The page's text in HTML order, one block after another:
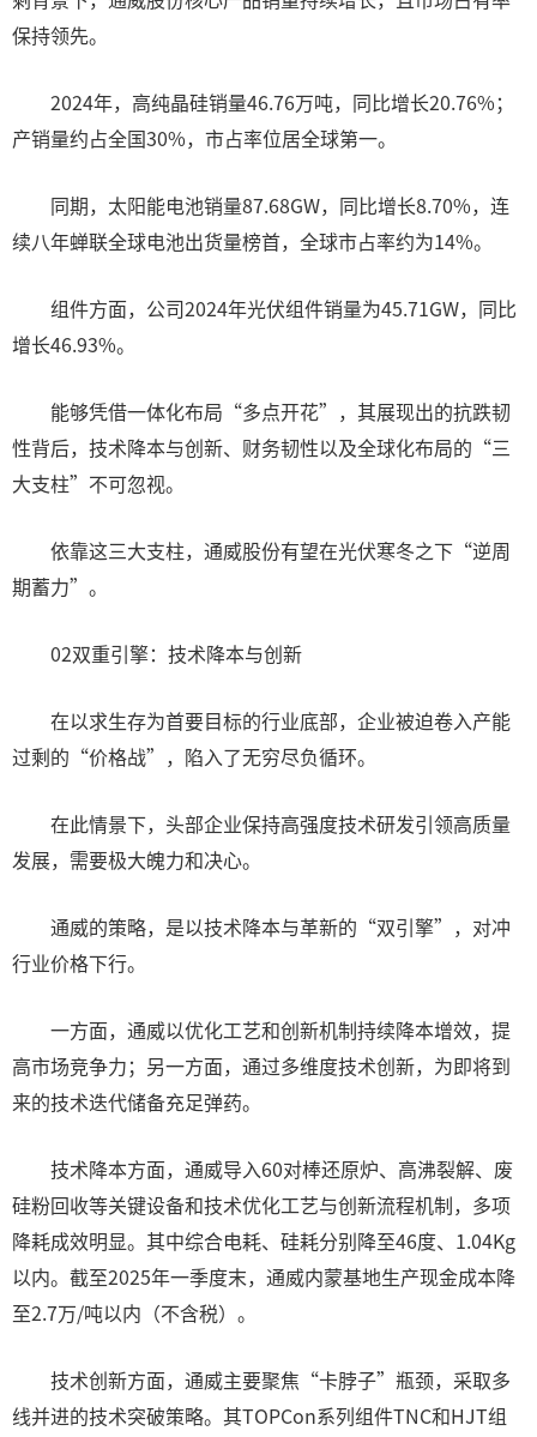
保持领先。
2024年，高纯晶硅销量46.76万吨，同比增长20.76%；
产销量约占全国30%，市占率位居全球第一。
同期，太阳能电池销量87.68GW，同比增长8.70%，连
续八年蝉联全球电池出货量榜首，全球市占率约为14%。
组件方面，公司2024年光伏组件销量为45.71GW，同比
增长46.93%。
能够凭借一体化布局“多点开花”，其展现出的抗跌韧
性背后，技术降本与创新、财务韧性以及全球化布局的“三
大支柱”不可忽视。
依靠这三大支柱，通威股份有望在光伏寒冬之下“逆周
期蓄力”。
02双重引擎：技术降本与创新
在以求生存为首要目标的行业底部，企业被迫卷入产能
过剩的“价格战”，陷入了无穷尽负循环。
在此情景下，头部企业保持高强度技术研发引领高质量
发展，需要极大魄力和决心。
通威的策略，是以技术降本与革新的“双引擎”，对冲
行业价格下行。
一方面，通威以优化工艺和创新机制持续降本增效，提
高市场竞争力；另一方面，通过多维度技术创新，为即将到
来的技术迭代储备充足弹药。
技术降本方面，通威导入60对棒还原炉、高沸裂解、废
硅粉回收等关键设备和技术优化工艺与创新流程机制，多项
降耗成效明显。其中综合电耗、硅耗分别降至46度、1.04Kg
以内。截至2025年一季度末，通威内蒙基地生产现金成本降
至2.7万/吨以内（不含税）。
技术创新方面，通威主要聚焦“卡脖子”瓶颈，采取多
线并进的技术突破策略。其TOPCon系列组件TNC和HJT组